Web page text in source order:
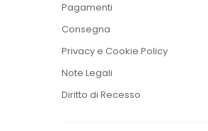
Pagamenti
Consegna
Privacy e Cookie Policy
Note Legali
Diritto di Recesso